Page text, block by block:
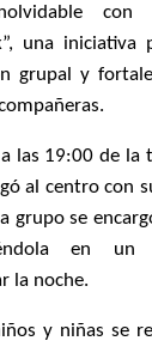
con
una iniciativa
grupal y
las 19:00 de la
al centro con
grupo se
en un
la noche.
y niñas se